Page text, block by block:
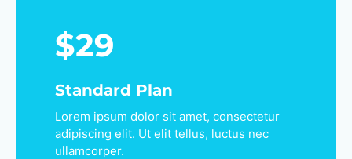
$29
Standard Plan
Lorem ipsum dolor sit amet, consectetur
adipiscing elit. Ut elit tellus, luctus nec
ullamcorper.